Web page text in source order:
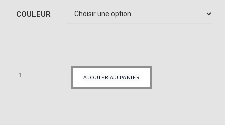
COULEUR
AJOUTER AU PANIER